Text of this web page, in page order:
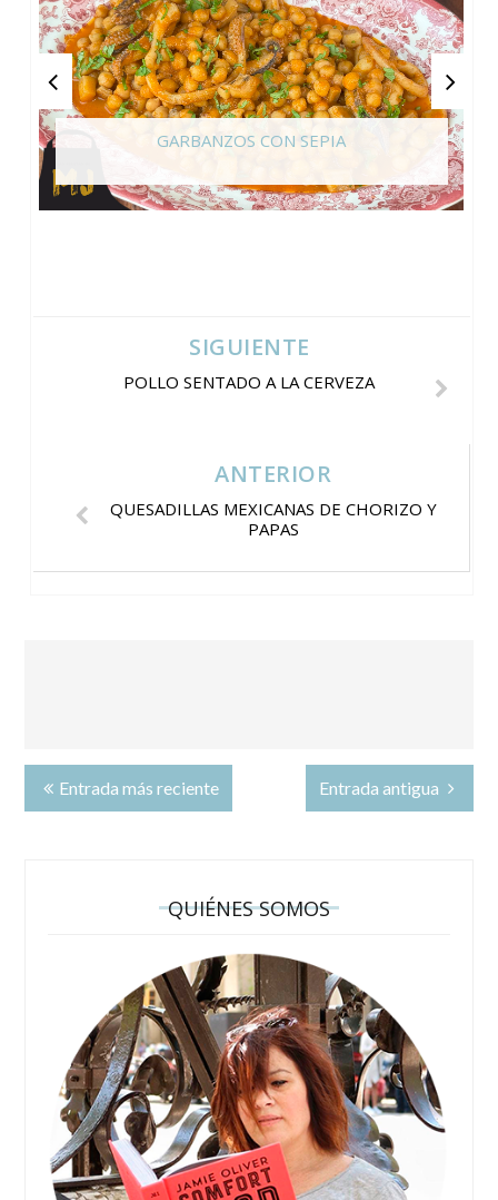
GARBANZOS CON SEPIA
SIGUIENTE
POLLO SENTADO A LA CERVEZA
ANTERIOR
QUESADILLAS MEXICANAS DE CHORIZO Y
PAPAS
Entrada más reciente Entrada antigua
QUIÉNES SOMOS